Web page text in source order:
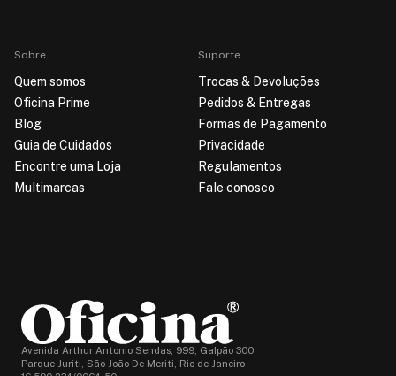
Sobre
Quem somos
Oficina Prime
Blog
Guia de Cuidados
Encontre uma Loja
Multimarcas
Suporte
Trocas & Devoluções
Pedidos & Entregas
Formas de Pagamento
Privacidade
Regulamentos
Fale conosco
Avenida Arthur Antonio Sendas, 999, Galpão 300
Parque Juriti, São João De Meriti, Rio de Janeiro